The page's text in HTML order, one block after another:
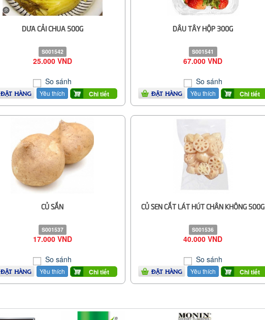
DƯA CẢI CHUA 500G
S001542
25.000 VND
So sánh
ĐẶT HÀNG Yêu thích Chi tiết
DÂU TÂY HỘP 300G
S001541
67.000 VND
So sánh
ĐẶT HÀNG Yêu thích Chi tiết
CỦ SẮN
S001537
17.000 VND
So sánh
ĐẶT HÀNG Yêu thích Chi tiết
CỦ SEN CẮT LÁT HÚT CHÂN KHÔNG 500G
S001536
40.000 VND
So sánh
ĐẶT HÀNG Yêu thích Chi tiết